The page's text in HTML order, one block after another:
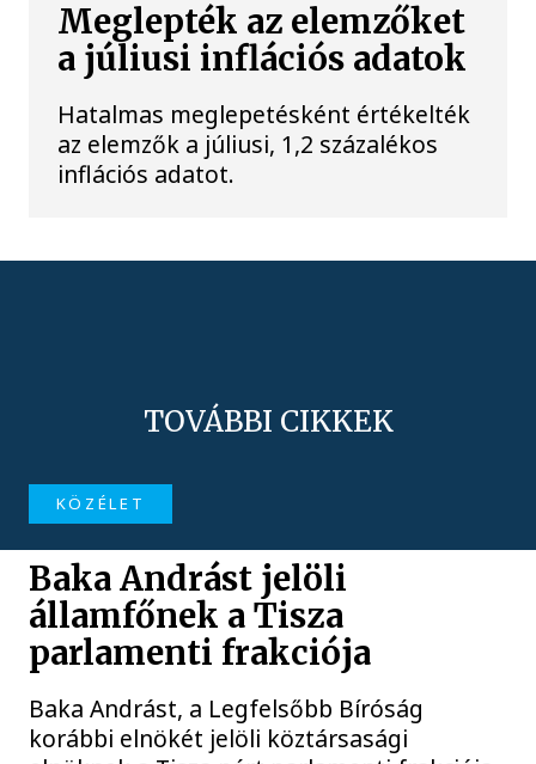
Meglepték az elemzőket
a júliusi inflációs adatok
Hatalmas meglepetésként értékelték
az elemzők a júliusi, 1,2 százalékos
inflációs adatot.
TOVÁBBI CIKKEK
KÖZÉLET
Baka Andrást jelöli
államfőnek a Tisza
parlamenti frakciója
Baka Andrást, a Legfelsőbb Bíróság
korábbi elnökét jelöli köztársasági